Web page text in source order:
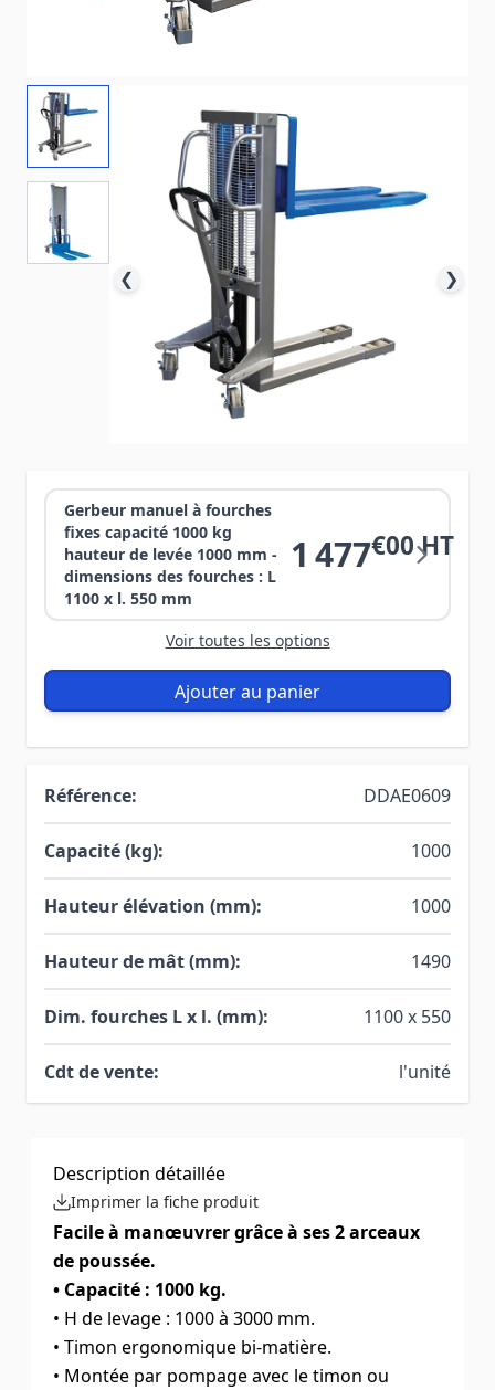
Gerbeur manuel à fourches
fixes capacité 1000 kg
hauteur de levée 1000 mm -
dimensions des fourches : L
1100 x l. 550 mm
1 477€00 HT
Voir toutes les options
Ajouter au panier
Référence: DDAE0609
Capacité (kg): 1000
Hauteur élévation (mm): 1000
Hauteur de mât (mm): 1490
Dim. fourches L x l. (mm): 1100 x 550
Cdt de vente: l'unité
❮ ❯
Description détaillée
Imprimer la fiche produit
Facile à manœuvrer grâce à ses 2 arceaux
de poussée.
• Capacité : 1000 kg.
• H de levage : 1000 à 3000 mm.
• Timon ergonomique bi-matière.
• Montée par pompage avec le timon ou